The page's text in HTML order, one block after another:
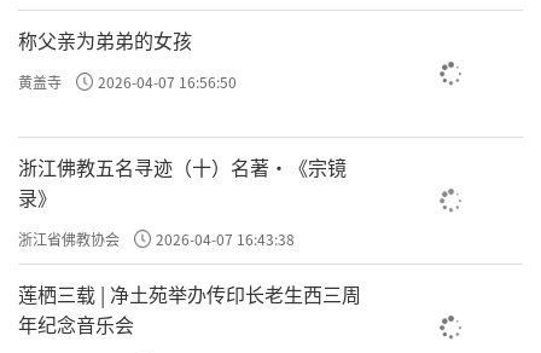
称父亲为弟弟的女孩
黄盖寺 2026-04-07 16:56:50
浙江佛教五名寻迹（十）名著·《宗镜
录》
浙江省佛教协会 2026-04-07 16:43:38
莲栖三载 | 净土苑举办传印长老生西三周
年纪念音乐会